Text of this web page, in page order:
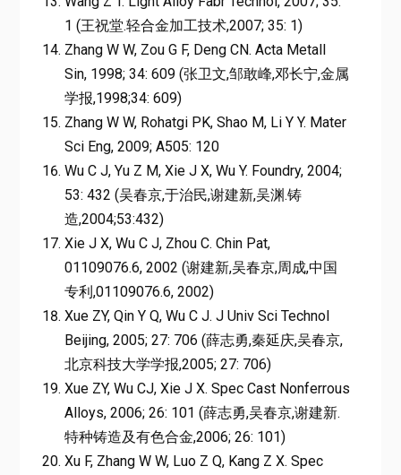
1 (王祝堂.轻合金加工技术,2007; 35: 1)
Zhang W W, Zou G F, Deng CN. Acta Metall
Sin, 1998; 34: 609 (张卫文,邹敢峰,邓长宁,金属
学报,1998;34: 609)
Zhang W W, Rohatgi PK, Shao M, Li Y Y. Mater
Sci Eng, 2009; A505: 120
Wu C J, Yu Z M, Xie J X, Wu Y. Foundry, 2004;
53: 432 (吴春京,于治民,谢建新,吴渊.铸
造,2004;53:432)
Xie J X, Wu C J, Zhou C. Chin Pat,
01109076.6, 2002 (谢建新,吴春京,周成,中国
专利,01109076.6, 2002)
Xue ZY, Qin Y Q, Wu C J. J Univ Sci Technol
Beijing, 2005; 27: 706 (薛志勇,秦延庆,吴春京,
北京科技大学学报,2005; 27: 706)
Xue ZY, Wu CJ, Xie J X. Spec Cast Nonferrous
Alloys, 2006; 26: 101 (薛志勇,吴春京,谢建新.
特种铸造及有色合金,2006; 26: 101)
Xu F, Zhang W W, Luo Z Q, Kang Z X. Spec